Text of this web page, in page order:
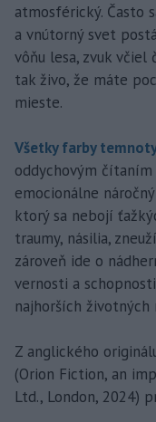
atmosférický. Často
a vnútorný svet
vôňu lesa, zvuk
tak živo, že máte
mieste.
Všetky farby
oddychovým čítaním
emocionálne
ktorý sa nebojí
traumy, násilia,
zároveň ide o
vernosti a
najhorších životných
Z anglického
(Orion Fiction, an
Ltd., London, 2024)